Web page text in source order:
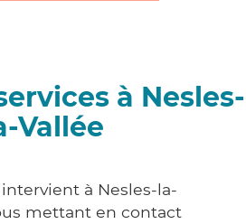
à Nesles-
Vallée
à Nesles-la-
mettant en contact